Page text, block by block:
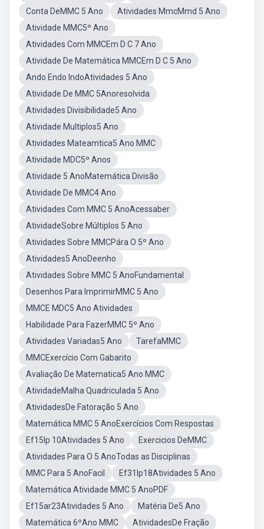
Conta DeMMC 5 Ano
Atividades MmcMmd 5 Ano
Atividade MMC5º Ano
Atividades Com MMCEm D C 7 Ano
Atividade De Matemática MMCEm D C 5 Ano
Ando Endo IndoAtividades 5 Ano
Atividade De MMC 5Anoresolvida
Atividades Divisibilidade5 Ano
Atividade Multiplos5 Ano
Atividades Mateamtica5 Ano MMC
Atividade MDC5º Anos
Atividade 5 AnoMatemática Divisão
Atividade De MMC4 Ano
Atividades Com MMC 5 AnoAcessaber
AtividadeSobre Múltiplos 5 Ano
Atividades Sobre MMCPára O 5º Ano
Atividades5 AnoDeenho
Atividades Sobre MMC 5 AnoFundamental
Desenhos Para ImprimirMMC 5 Ano
MMCE MDC5 Ano Atividades
Habilidade Para FazerMMC 5º Ano
Atividades Variadas5 Ano
TarefaMMC
MMCExercício Com Gabarito
Avaliação De Matematica5 Ano MMC
AtividadeMalha Quadriculada 5 Ano
AtividadesDe Fatoração 5 Ano
Matemática MMC 5 AnoExercícios Com Respostas
Ef15lp 10Atividades 5 Ano
Exercicios DeMMC
Atividades Para O 5 AnoTodas as Disciplinas
MMC Para 5 AnoFacil
Ef31lp18Atividades 5 Ano
Matemática Atividade MMC 5 AnoPDF
Ef15ar23Atividades 5 Ano
Matéria De5 Ano
Matemática 6ºAno MMC
AtividadesDe Fração